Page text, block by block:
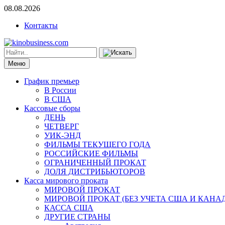
08.08.2026
Контакты
Меню
График премьер
В России
В США
Кассовые сборы
ДЕНЬ
ЧЕТВЕРГ
УИК-ЭНД
ФИЛЬМЫ ТЕКУЩЕГО ГОДА
РОССИЙСКИЕ ФИЛЬМЫ
ОГРАНИЧЕННЫЙ ПРОКАТ
ДОЛЯ ДИСТРИБЬЮТОРОВ
Касса мирового проката
МИРОВОЙ ПРОКАТ
МИРОВОЙ ПРОКАТ (БЕЗ УЧЕТА США И
КАССА США
ДРУГИЕ СТРАНЫ